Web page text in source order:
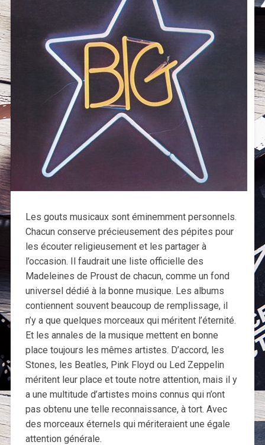
Les gouts musicaux sont éminemment personnels.
Chacun conserve précieusement des pépites pour
les écouter religieusement et les partager à
l’occasion. Il faudrait une liste officielle des
Madeleines de Proust de chacun, comme un fond
universel dédié à la bonne musique. Les albums
contiennent souvent beaucoup de remplissage, il
n’y a que quelques morceaux qui méritent l’éternité.
Et les annales de la musique mettent en bonne
place toujours les mêmes artistes. D’accord, les
Stones, les Beatles, Pink Floyd ou Led Zeppelin
méritent leur place et toute notre attention, mais il y
a une multitude d’artistes moins connus qui n’ont
pas obtenu une telle reconnaissance, à tort. Avec
des morceaux éternels qui mériteraient une égale
attention générale.